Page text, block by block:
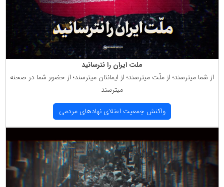
ملت ایران را نترسانید
از شما میترسند؛ از ملّت میترسند؛ از ایمانتان میترسند؛ از حضور شما در صحنه
میترسند
واكنش جمعیت اعتلای نهادهای مردمی